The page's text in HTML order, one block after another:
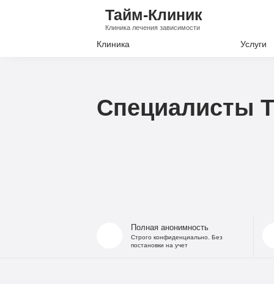
Тайм-Клиник
Клиника лечения зависимости
Клиника Услуги
Вывод из
Специалисты
Полная анонимность
Строго конфиденциально. Без
постановки на учет